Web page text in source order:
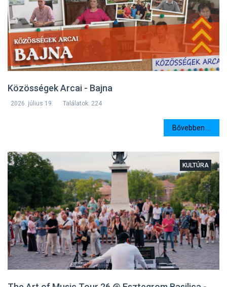
Közösségek Arcai - Bajna
2026. július 19. Találatok: 224
Bővebben ...
KULTÚRA